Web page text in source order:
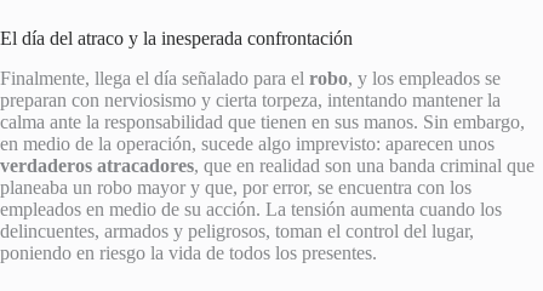
El día del atraco y la inesperada confrontación
Finalmente, llega el día señalado para el robo, y los empleados se
preparan con nerviosismo y cierta torpeza, intentando mantener la
calma ante la responsabilidad que tienen en sus manos. Sin embargo,
en medio de la operación, sucede algo imprevisto: aparecen unos
verdaderos atracadores, que en realidad son una banda criminal que
planeaba un robo mayor y que, por error, se encuentra con los
empleados en medio de su acción. La tensión aumenta cuando los
delincuentes, armados y peligrosos, toman el control del lugar,
poniendo en riesgo la vida de todos los presentes.